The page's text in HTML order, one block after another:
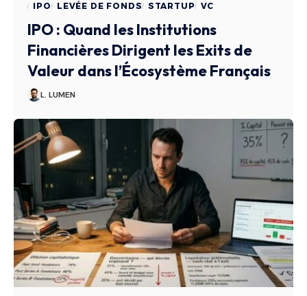
IPO
LEVÉE DE FONDS STARTUP VC
IPO : Quand les Institutions
Financières Dirigent les Exits de
Valeur dans l’Écosystème Français
L. LUMEN